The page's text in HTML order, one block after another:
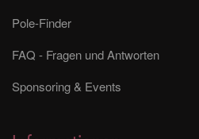
Pole-Finder
FAQ - Fragen und Antworten
Sponsoring & Events